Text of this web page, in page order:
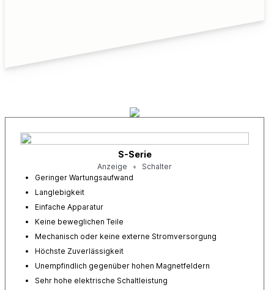
S-Serie
Anzeige
Schalter
Geringer Wartungsaufwand
Langlebigkeit
Einfache Apparatur
Keine beweglichen Teile
Mechanisch oder keine externe Stromversorgung
Höchste Zuverlässigkeit
Unempfindlich gegenüber hohen Magnetfeldern
Sehr hohe elektrische Schaltleistung